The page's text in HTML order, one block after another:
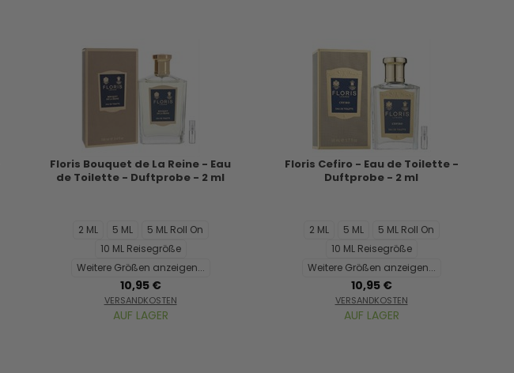
Floris Bouquet de La Reine - Eau
de Toilette - Duftprobe - 2 ml
2 ML 5 ML
5 ML Roll On
10 ML Reisegröße
Weitere Größen anzeigen...
10,95 €
VERSANDKOSTEN
AUF LAGER
Floris Cefiro - Eau de Toilette -
Duftprobe - 2 ml
2 ML 5 ML
5 ML Roll On
10 ML Reisegröße
Weitere Größen anzeigen...
10,95 €
VERSANDKOSTEN
AUF LAGER